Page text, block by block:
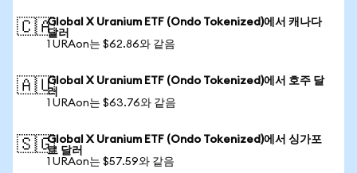
🇨🇦Global X Uranium ETF (Ondo Tokenized)에서 캐나다
달러
1 URAon는 $62.86와 같음
🇦🇺Global X Uranium ETF (Ondo Tokenized)에서 호주 달
러
1 URAon는 $63.76와 같음
🇸🇬Global X Uranium ETF (Ondo Tokenized)에서 싱가포
르 달러
1 URAon는 $57.59와 같음